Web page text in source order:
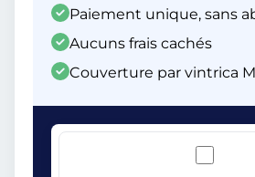
Paiement unique, sans
Aucuns frais cachés
Couverture par vintrica